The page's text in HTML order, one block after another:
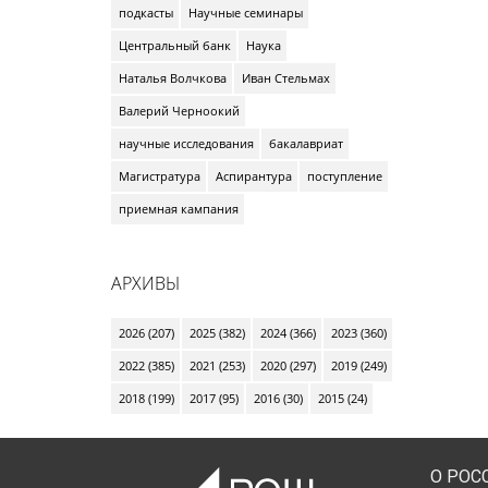
подкасты
Научные семинары
Центральный банк
Наука
Наталья Волчкова
Иван Стельмах
Валерий Черноокий
научные исследования
бакалавриат
Магистратура
Аспирантура
поступление
приемная кампания
АРХИВЫ
2026 (207) 2025 (382) 2024 (366)
2023 (360)
2022 (385)
2021 (253) 2020 (297)
2019 (249)
2018 (199)
2017 (95) 2016 (30) 2015 (24)
О